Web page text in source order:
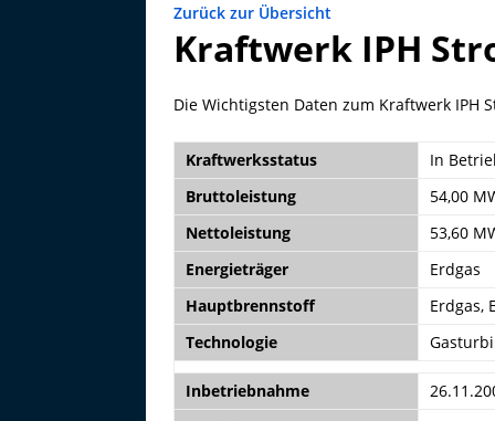
Zurück zur Übersicht
Kraftwerk IPH
Die Wichtigsten Daten zum Kraftwerk IPH
Kraftwerksstatus
In
Bruttoleistung
54,00
Nettoleistung
53,60
Energieträger
Erdgas
Hauptbrennstoff
Erdgas,
Technologie
Inbetriebnahme